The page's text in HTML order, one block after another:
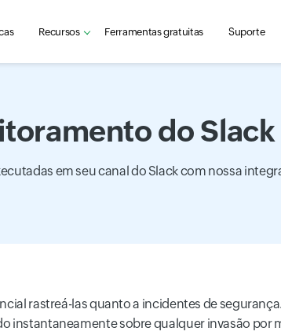
Recursos Ferramentas gratuitas Suporte
do Slack
em seu canal do Slack com nossa
rastreá-las quanto a incidentes de
instantaneamente sobre qualquer invasão por